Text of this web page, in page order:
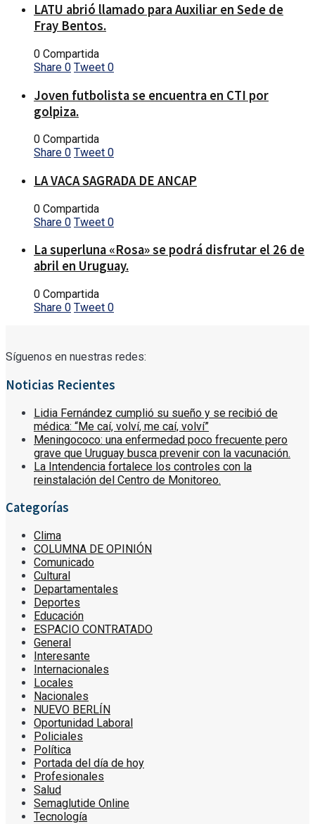
LATU abrió llamado para Auxiliar en Sede de
Fray Bentos.
0 Compartida
Share 0 Tweet 0
Joven futbolista se encuentra en CTI por
golpiza.
0 Compartida
Share 0 Tweet 0
LA VACA SAGRADA DE ANCAP
0 Compartida
Share 0 Tweet 0
La superluna «Rosa» se podrá disfrutar el 26 de
abril en Uruguay.
0 Compartida
Share 0 Tweet 0
Síguenos en nuestras redes:
Noticias Recientes
Lidia Fernández cumplió su sueño y se recibió de
médica: “Me caí, volví, me caí, volví”
Meningococo: una enfermedad poco frecuente pero
grave que Uruguay busca prevenir con la vacunación.
La Intendencia fortalece los controles con la
reinstalación del Centro de Monitoreo.
Categorías
Clima
COLUMNA DE OPINIÓN
Comunicado
Cultural
Departamentales
Deportes
Educación
ESPACIO CONTRATADO
General
Interesante
Internacionales
Locales
Nacionales
NUEVO BERLÍN
Oportunidad Laboral
Policiales
Política
Portada del día de hoy
Profesionales
Salud
Semaglutide Online
Tecnología